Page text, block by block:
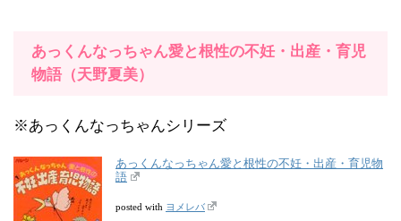
あっくんなっちゃん愛と根性の不妊・出産・育児
物語（天野夏美）
※あっくんなっちゃんシリーズ
あっくんなっちゃん愛と根性の不妊・出産・育児物
語
posted with ヨメレバ